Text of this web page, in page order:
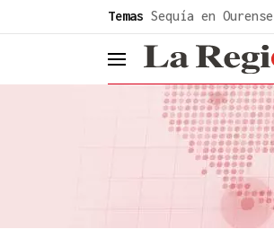
Temas Sequía en Ourense
header.menu.open